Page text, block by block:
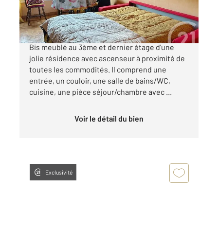
57 200 €
AMELIE-LES-BAINS (66110) : Appartement T1
Bis meublé au 3ème et dernier étage d'une
jolie résidence avec ascenseur à proximité de
toutes les commodités. Il comprend une
entrée, un couloir, une salle de bains/WC,
cuisine, une pièce séjour/chambre avec ...
Voir le détail du bien
Exclusivité